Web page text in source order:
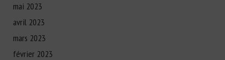
mai 2023
avril 2023
mars 2023
février 2023